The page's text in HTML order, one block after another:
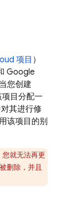
项目 ）
Google
您创建
目分配一
其进行修
该项目的别
您就无法再更
删除，并且